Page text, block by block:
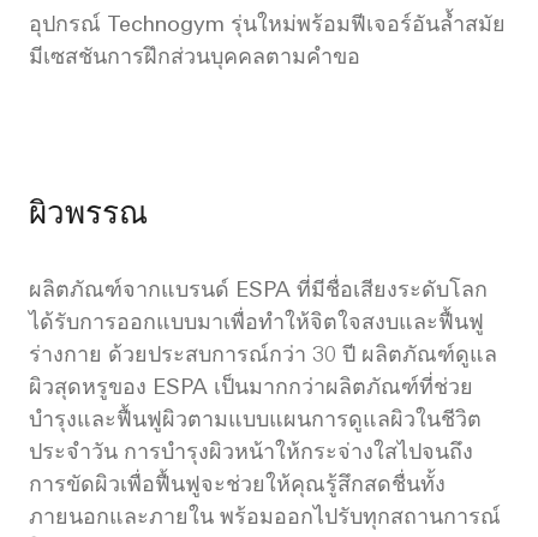
อุปกรณ์ Technogym รุ่นใหม่พร้อมฟีเจอร์อันล้ำสมัย
มีเซสชันการฝึกส่วนบุคคลตามคำขอ
ผิวพรรณ
ผลิตภัณฑ์จากแบรนด์ ESPA ที่มีชื่อเสียงระดับโลก
ได้รับการออกแบบมาเพื่อทำให้จิตใจสงบและฟื้นฟู
ร่างกาย ด้วยประสบการณ์กว่า 30 ปี ผลิตภัณฑ์ดูแล
ผิวสุดหรูของ ESPA เป็นมากกว่าผลิตภัณฑ์ที่ช่วย
บำรุงและฟื้นฟูผิวตามแบบแผนการดูแลผิวในชีวิต
ประจำวัน การบำรุงผิวหน้าให้กระจ่างใสไปจนถึง
การขัดผิวเพื่อฟื้นฟูจะช่วยให้คุณรู้สึกสดชื่นทั้ง
ภายนอกและภายใน พร้อมออกไปรับทุกสถานการณ์